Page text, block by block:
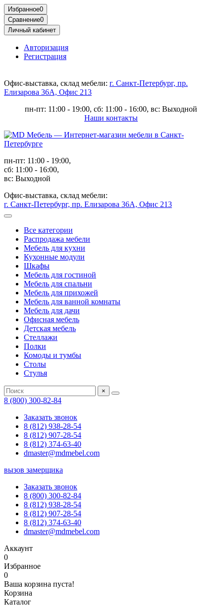
Избранное0
Сравнение0
Личный кабинет
Авторизация
Регистрация
Офис-выставка, склад мебели: г. Санкт-Петербург, пр.
Елизарова 36А, Офис 213
пн-пт: 11:00 - 19:00, сб: 11:00 - 16:00, вс: Выходной
Наши контакты
пн-пт: 11:00 - 19:00,
сб: 11:00 - 16:00,
вс: Выходной
Офис-выставка, склад мебели:
г. Санкт-Петербург, пр. Елизарова 36А, Офис 213
Все категории
Распродажа мебели
Мебель для кухни
Кухонные модули
Шкафы
Мебель для гостиной
Мебель для спальни
Мебель для прихожей
Мебель для ванной комнаты
Мебель для дачи
Офисная мебель
Детская мебель
Стеллажи
Полки
Комоды и тумбы
Столы
Стулья
×
8 (800) 300-82-84
Заказать звонок
8 (812) 938-28-54
8 (812) 907-28-54
8 (812) 374-63-40
dmaster@mdmebel.com
вызов замерщика
Заказать звонок
8 (800) 300-82-84
8 (812) 938-28-54
8 (812) 907-28-54
8 (812) 374-63-40
dmaster@mdmebel.com
Аккаунт
0
Избранное
0
Ваша корзина пуста!
Корзина
Каталог